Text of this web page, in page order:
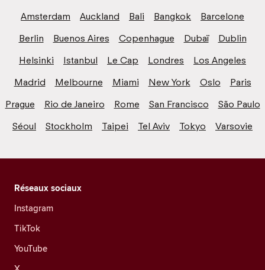
Amsterdam Auckland Bali Bangkok
Barcelone
Berlin
Buenos Aires Copenhague Dubaï
Dublin
Helsinki
Istanbul Le Cap Londres
Los Angeles
Madrid
Melbourne Miami New York Oslo
Paris
Prague
Rio de Janeiro Rome San Francisco
São Paulo
Séoul
Stockholm Taipei Tel Aviv Tokyo Varsovie
Réseaux sociaux
Instagram
TikTok
YouTube